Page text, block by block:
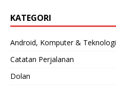
KATEGORI
Android, Komputer & Teknologi
Catatan Perjalanan
Dolan